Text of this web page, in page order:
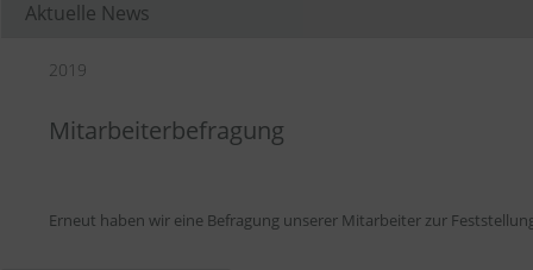
Aktuelle News
2019
Mitarbeiterbefragung
Erneut haben wir eine Befragung unserer Mitarbeiter zur